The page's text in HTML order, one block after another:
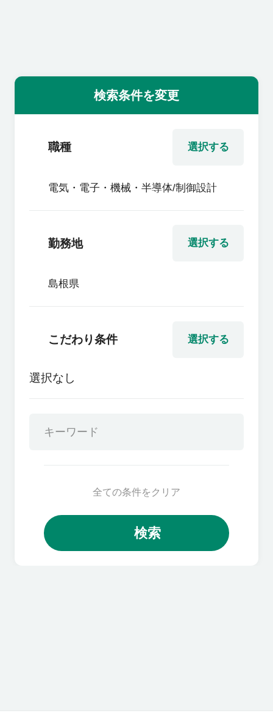
企業の担当者様
検索条件を変更
選択する
職種
電気・電子・機械・半導体/制御設計
選択する
勤務地
島根県
選択する
こだわり条件
選択なし
全ての条件をクリア
検索